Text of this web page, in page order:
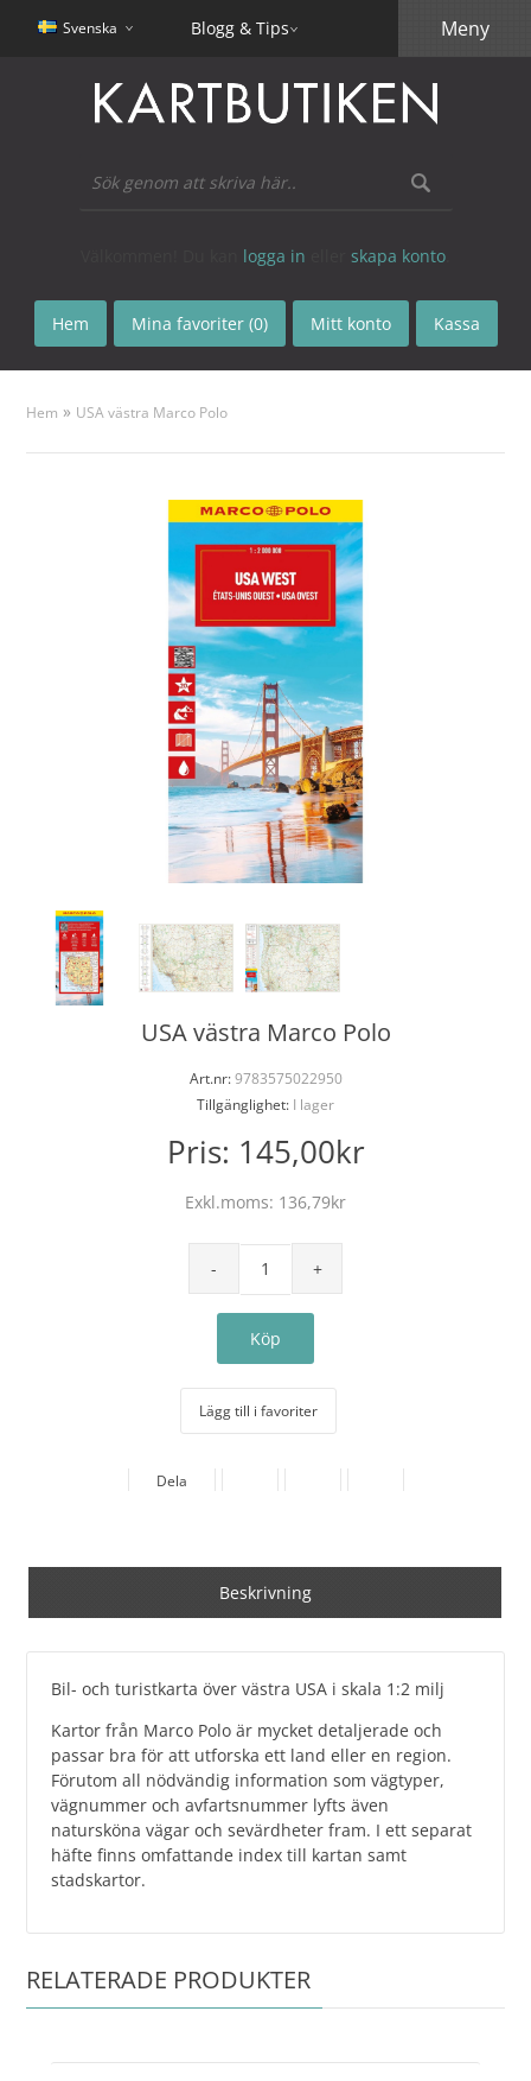
Svenska Blogg & Tips
logga in skapa konto
Hem Mina favoriter (0) Mitt konto Kassa
Meny
Hem » USA västra Marco Polo
USA västra Marco Polo
Art.nr:9783575022950
Tillgänglighet: I lager
Pris: 145,00kr
Exkl.moms: 136,79kr
Lägg till i favoriter
Dela
Beskrivning
Bil- och turistkarta över västra USA i skala 1:2 milj
Kartor från Marco Polo är mycket detaljerade och
passar bra för att utforska ett land eller en region.
Förutom all nödvändig information som vägtyper,
vägnummer och avfartsnummer lyfts även
natursköna vägar och sevärdheter fram. I ett separat
häfte finns omfattande index till kartan samt
stadskartor.
RELATERADE PRODUKTER